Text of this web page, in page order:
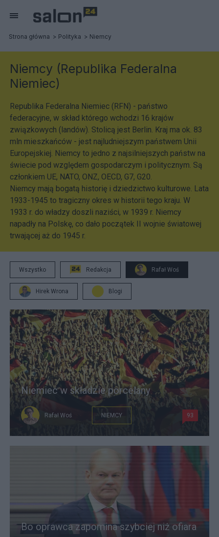
Strona główna Polityka Niemcy
Niemcy (Republika Federalna
Niemiec)
Republika Federalna Niemiec (RFN) - państwo
federacyjne, w skład którego wchodzi 16 krajów
związkowych (landów). Stolicą jest Berlin. Kraj ma ok. 83
mln mieszkańców - jest najludniejszym państwem Unii
Europejskiej. Niemcy to jedno z najsilniejszych państw na
świecie pod względem gospodarczym i politycznym. Są
członkiem UE, NATO, ONZ, OECD, G7, G20.
Niemcy mają bogatą historię i dziedzictwo kulturowe. Lata
1933-1945 to tragiczny okres w historii tego kraju. W
1933 r. do władzy doszli naziści, w 1939 r. Niemcy
napadły na Polskę, co dało początek II wojnie światowej
trwającej aż do 1945 r.
Wszystko Redakcja Rafał Woś
Hirek Wrona Blogi
Niemiec w składzie porcelany
Rafał Woś NIEMCY 93
Bo oprawca zapomina szybciej niż ofiara